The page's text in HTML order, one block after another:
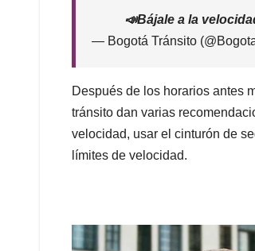
📣Bájale a la
— Bogotá Tránsito
Después de los horarios antes
tránsito dan varias
velocidad, usar el cinturón de
límites de velocidad.